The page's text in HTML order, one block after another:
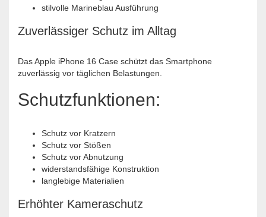
stilvolle Marineblau Ausführung
Zuverlässiger Schutz im Alltag
Das Apple iPhone 16 Case schützt das Smartphone
zuverlässig vor täglichen Belastungen.
Schutzfunktionen:
Schutz vor Kratzern
Schutz vor Stößen
Schutz vor Abnutzung
widerstandsfähige Konstruktion
langlebige Materialien
Erhöhter Kameraschutz